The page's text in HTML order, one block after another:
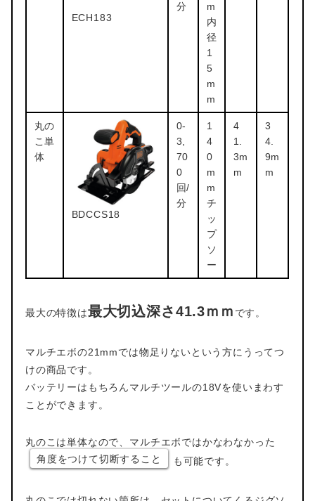
ECH183
分
m
内
径
1
5
m
m
丸の
こ単
体
BDCCS18
0-
3,
70
0
回/
分
1
4
0
m
m
チ
ッ
プ
ソ
ー
4
1.
3m
m
3
4.
9m
m
最大の特徴は最大切込深さ41.3ｍｍ です。
マルチエボの21mmでは物足りないという方にうってつ
けの商品です。
バッテリーはもちろんマルチツールの18Vを使いまわす
ことができます。
丸のこは単体なので、マルチエボではかなわなかった
角度をつけて切断すること
も可能です。